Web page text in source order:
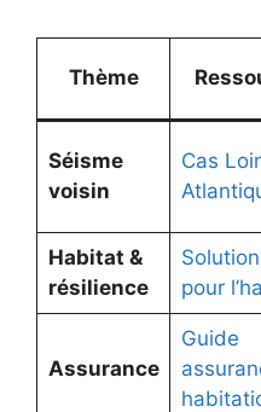
Thème
Séisme
voisin
Cas
Habitat &
résilience
pour
Assurance
Guide